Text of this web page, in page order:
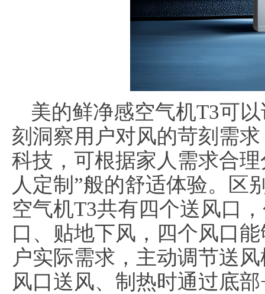
美的鲜净感空气机T3可
刻洞察用户对风的苛刻需
科技，可根据家人需求合
人定制”般的舒适体验。区
空气机T3共有四个送风口
口、贴地下风，四个风口
户实际需求，主动调节送
风口送风、制热时通过底